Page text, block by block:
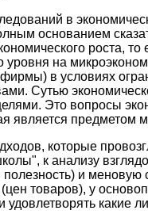
в
основанием
роста,
уровня на
в условиях
Сутью
Это вопросы
является предметом
которые
к анализу
и
товаров), у